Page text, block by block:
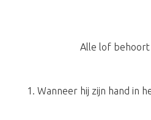
Alle lof behoort
1. Wanneer hij zijn hand in